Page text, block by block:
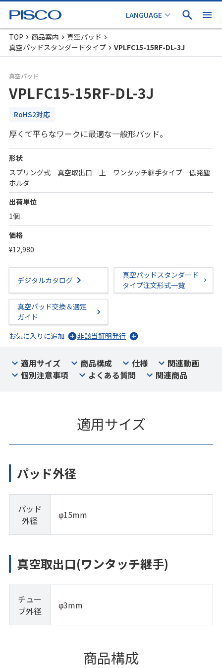
TOP 商品案内
真空パッド
真空パッドスタンダードタイプ
VPLFC15-15RF-DL-3J
真空パッド
VPLFC15-15RF-DL-3J
RoHS2対応
厚くて平らなワークに最適な一般形パッド。
形状
スプリング式 真空取出口 上 ワンタッチ継手タイプ 低発塵
ホルダ
出荷単位
1個
価格
¥12,980
デジタルカタログ
真空パッドスタンダード
タイプ注文形式一覧
真空パッド交換＆選定
ガイド
お気に入りに追加
非該当証明発行
適用サイズ 商品構成 仕様
関連動画
個別注意事項
よくある質問 関連商品
適用サイズ
パッド外径
パッド
外径
φ15mm
真空取出口(ワンタッチ継手)
チュー
ブ外径
φ3mm
商品構成